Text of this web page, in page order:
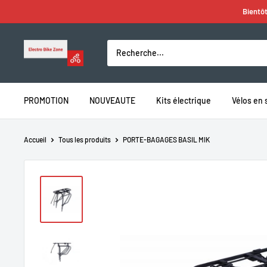
au
contenu
Electro
PROMOTION NOUVEAUTE Kits électrique Vélos en
Accueil Tous les produits PORTE-BAGAGES BASIL MIK